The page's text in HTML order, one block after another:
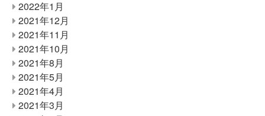
2022年1月
2021年12月
2021年11月
2021年10月
2021年8月
2021年5月
2021年4月
2021年3月